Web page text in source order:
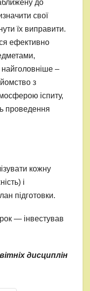
до
свої
їх виправити.
ефективно
найголовніше –
з
іспиту,
проведення
кожну
і
підготовки.
— інвестував
дисциплін